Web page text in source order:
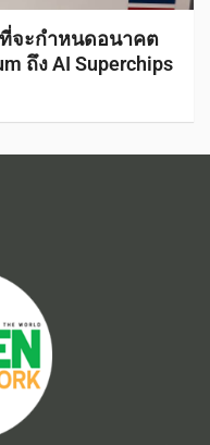
ที่จะกำหนดอนาคต
ถึง AI Superchips